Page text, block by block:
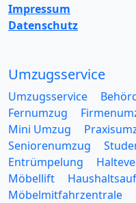
Impressum
Datenschutz
Umzugsservice
Umzugsservice
Fernumzug
Mini Umzug
Seniorenumzug
Entrümpelung
Möbellift
Möbelmitfahrzentrale